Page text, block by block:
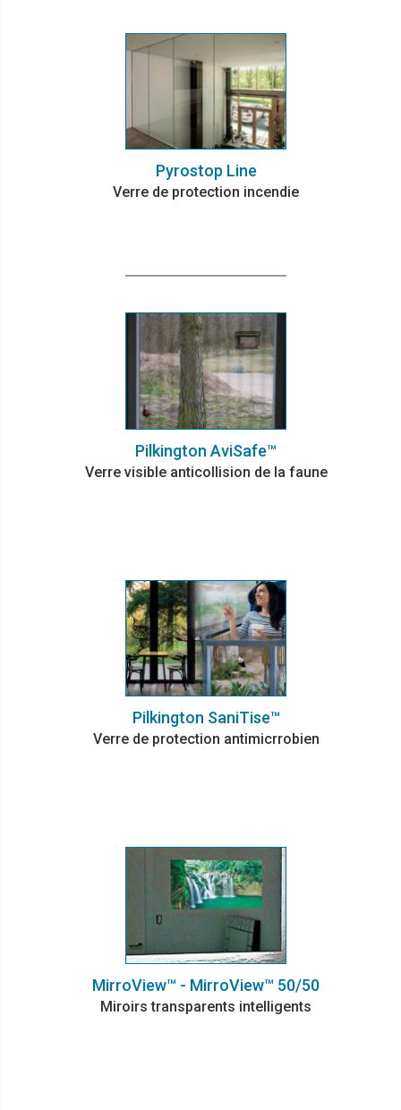
Pyrostop Line
Verre de protection incendie
Pilkington AviSafe™
Verre visible anticollision de la faune
Pilkington SaniTise™
Verre de protection antimicrrobien
MirroView™ - MirroView™ 50/50
Miroirs transparents intelligents